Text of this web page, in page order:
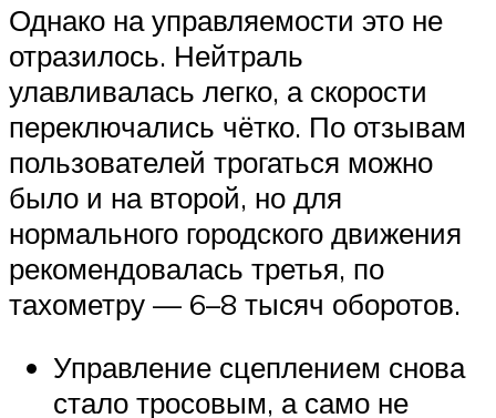
Однако на управляемости это не
отразилось. Нейтраль
улавливалась легко, а скорости
переключались чётко. По отзывам
пользователей трогаться можно
было и на второй, но для
нормального городского движения
рекомендовалась третья, по
тахометру — 6–8 тысяч оборотов.
Управление сцеплением снова
стало тросовым, а само не